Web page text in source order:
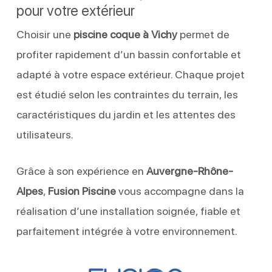
pour votre extérieur
Choisir une piscine coque à Vichypermet de
profiter rapidement d’un bassin confortable et
adapté à votre espace extérieur. Chaque projet
est étudié selon les contraintes du terrain, les
caractéristiques du jardin et les attentes des
utilisateurs.
Grâce à son expérience en Auvergne-Rhône-
Alpes, Fusion Piscinevous accompagne dans la
réalisation d’une installation soignée, fiable et
parfaitement intégrée à votre environnement.